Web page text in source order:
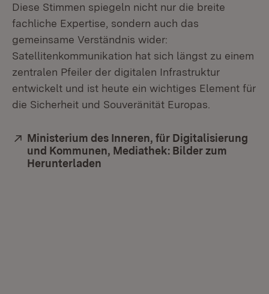
Diese Stimmen spiegeln nicht nur die breite
fachliche Expertise, sondern auch das
gemeinsame Verständnis wider:
Satellitenkommunikation hat sich längst zu einem
zentralen Pfeiler der digitalen Infrastruktur
entwickelt und ist heute ein wichtiges Element für
die Sicherheit und Souveränität Europas.
Extern:
Ministerium des Inneren, für Digitalisierung
und Kommunen, Mediathek: Bilder zum
Herunterladen